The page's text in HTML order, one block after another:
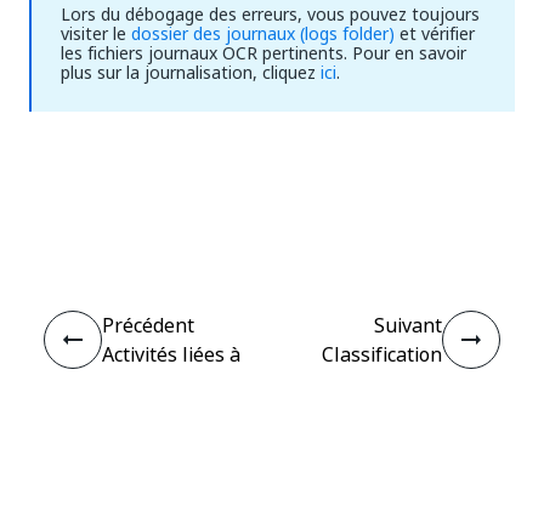
Lors du débogage des erreurs, vous pouvez toujours
visiter le dossier des journaux (logs folder) et vérifier
les fichiers journaux OCR pertinents. Pour en savoir
plus sur la journalisation, cliquez ici.
Précédent
Activités liées à
Suivant
Classification